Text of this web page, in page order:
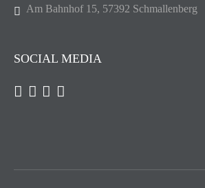
Am Bahnhof 15, 57392 Schmallenberg
SOCIAL MEDIA